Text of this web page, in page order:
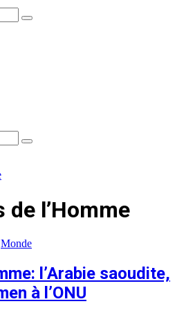
Search
Search
de l’Homme
Monde
l’Arabie saoudite,
à l’ONU